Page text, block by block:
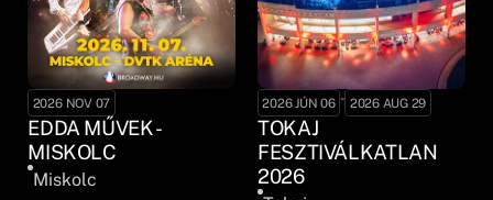
2026 NOV 07
EDDA MŰVEK -
MISKOLC
Miskolc
2026 JÚN 06 - 2026 AUG 29
TOKAJ
FESZTIVÁLKATLAN
2026